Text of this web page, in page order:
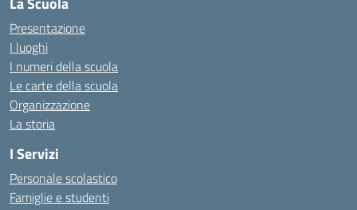
Presentazione
I luoghi
I numeri della scuola
Le carte della scuola
Organizzazione
La storia
I Servizi
Personale scolastico
Famiglie e studenti